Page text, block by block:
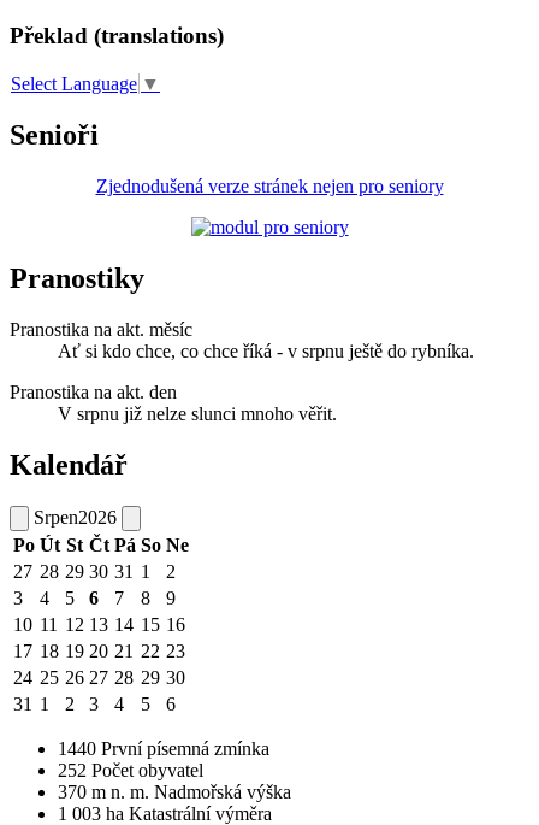
Překlad (translations)
Select Language ▼
Senioři
Zjednodušená verze stránek nejen pro seniory
Pranostiky
Pranostika na akt. měsíc
Ať si kdo chce, co chce říká - v srpnu ještě do rybníka.
Pranostika na akt. den
V srpnu již nelze slunci mnoho věřit.
Kalendář
Srpen2026
Po Út St Čt Pá So Ne
27 28 29 30 31 1
2
3
4 5 6 7 8
9
10 11 12 13 14 15 16
17 18 19 20 21 22 23
24 25 26 27 28 29 30
31 1 2 3 4 5 6
1440 První písemná zmínka
252 Počet obyvatel
370 m n. m. Nadmořská výška
1 003 ha Katastrální výměra